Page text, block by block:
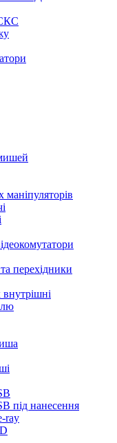
маніпуляторів
перехідники
внутрішні
під нанесення
ray